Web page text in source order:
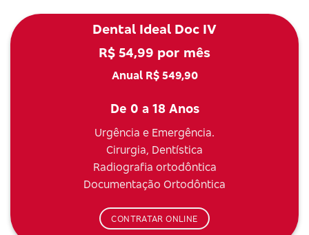
Dental Ideal Doc IV
R$ 54,99 por mês
Anual R$ 549,90
De 0 a 18 Anos
Urgência e Emergência.
Cirurgia, Dentística
Radiografia ortodôntica
Documentação Ortodôntica
CONTRATAR ONLINE